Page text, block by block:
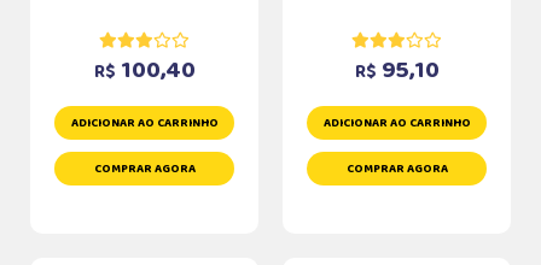
R$ 100,40
ADICIONAR AO CARRINHO
COMPRAR AGORA
R$ 95,10
ADICIONAR AO CARRINHO
COMPRAR AGORA